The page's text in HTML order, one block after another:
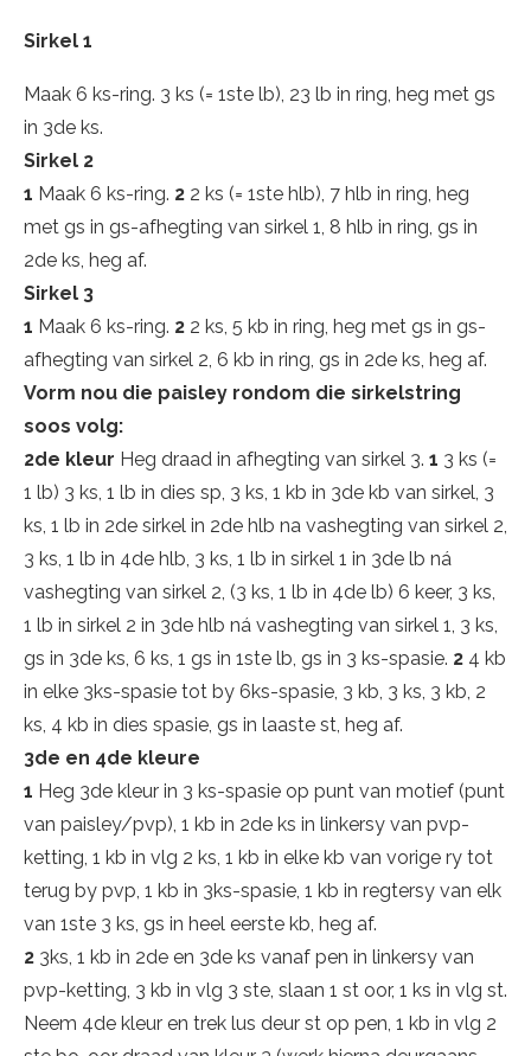
Sirkel 1
Maak 6 ks-ring. 3 ks (= 1ste lb), 23 lb in ring, heg met gs
in 3de ks.
Sirkel 2
1 Maak 6 ks-ring. 2 2 ks (= 1ste hlb), 7 hlb in ring, heg
met gs in gs-afhegting van sirkel 1, 8 hlb in ring, gs in
2de ks, heg af.
Sirkel 3
1 Maak 6 ks-ring. 2 2 ks, 5 kb in ring, heg met gs in gs-
afhegting van sirkel 2, 6 kb in ring, gs in 2de ks, heg af.
Vorm nou die paisley rondom die sirkelstring
soos volg:
2de kleur Heg draad in afhegting van sirkel 3. 1 3 ks (=
1 lb) 3 ks, 1 lb in dies sp, 3 ks, 1 kb in 3de kb van sirkel, 3
ks, 1 lb in 2de sirkel in 2de hlb na vashegting van sirkel 2,
3 ks, 1 lb in 4de hlb, 3 ks, 1 lb in sirkel 1 in 3de lb ná
vashegting van sirkel 2, (3 ks, 1 lb in 4de lb) 6 keer, 3 ks,
1 lb in sirkel 2 in 3de hlb ná vashegting van sirkel 1, 3 ks,
gs in 3de ks, 6 ks, 1 gs in 1ste lb, gs in 3 ks-spasie. 2 4 kb
in elke 3ks-spasie tot by 6ks-spasie, 3 kb, 3 ks, 3 kb, 2
ks, 4 kb in dies spasie, gs in laaste st, heg af.
3de en 4de kleure
1 Heg 3de kleur in 3 ks-spasie op punt van motief (punt
van paisley/pvp), 1 kb in 2de ks in linkersy van pvp-
ketting, 1 kb in vlg 2 ks, 1 kb in elke kb van vorige ry tot
terug by pvp, 1 kb in 3ks-spasie, 1 kb in regtersy van elk
van 1ste 3 ks, gs in heel eerste kb, heg af.
2 3ks, 1 kb in 2de en 3de ks vanaf pen in linkersy van
pvp-ketting, 3 kb in vlg 3 ste, slaan 1 st oor, 1 ks in vlg st.
Neem 4de kleur en trek lus deur st op pen, 1 kb in vlg 2